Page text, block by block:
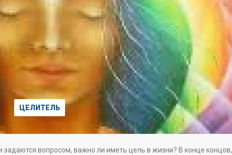
ЦЕЛИТЕЛЬ
вопросом, важно ли иметь цель в жизни? В конце концов,